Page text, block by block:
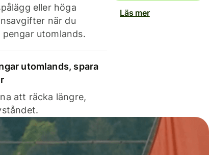
eller höga
när du
pengar utomlands.
utomlands, spara
att räcka längre,
Läs mer